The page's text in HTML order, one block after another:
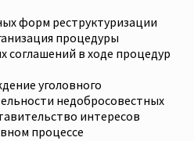
форм реструктуризации
процедуры
соглашений в ходе процедур
уголовного
недобросовестных
интересов
процессе